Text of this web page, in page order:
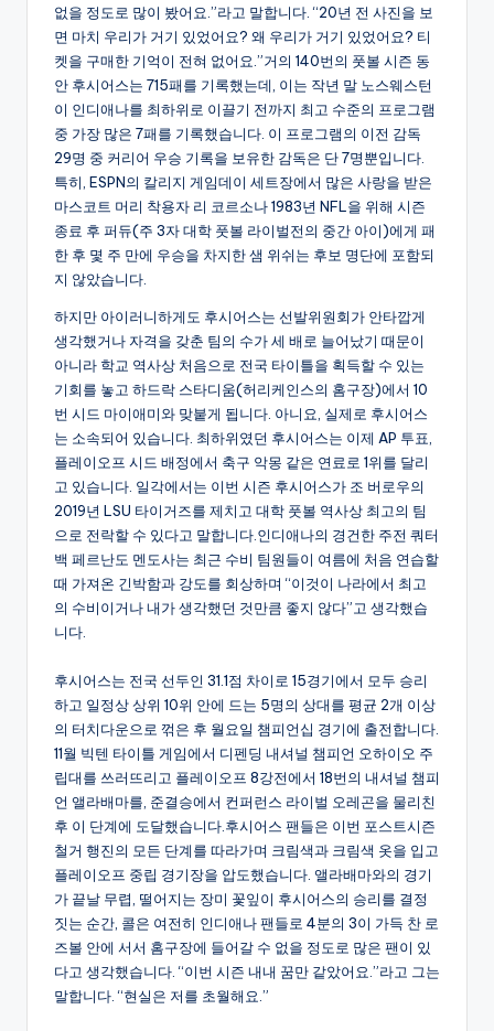
없을 정도로 많이 봤어요.”라고 말합니다. “20년 전 사진을 보
면 마치 우리가 거기 있었어요? 왜 우리가 거기 있었어요? 티
켓을 구매한 기억이 전혀 없어요.”거의 140번의 풋볼 시즌 동
안 후시어스는 715패를 기록했는데, 이는 작년 말 노스웨스턴
이 인디애나를 최하위로 이끌기 전까지 최고 수준의 프로그램
중 가장 많은 7패를 기록했습니다. 이 프로그램의 이전 감독
29명 중 커리어 우승 기록을 보유한 감독은 단 7명뿐입니다.
특히, ESPN의 칼리지 게임데이 세트장에서 많은 사랑을 받은
마스코트 머리 착용자 리 코르소나 1983년 NFL을 위해 시즌
종료 후 퍼듀(주 3자 대학 풋볼 라이벌전의 중간 아이)에게 패
한 후 몇 주 만에 우승을 차지한 샘 위쉬는 후보 명단에 포함되
지 않았습니다.
하지만 아이러니하게도 후시어스는 선발위원회가 안타깝게
생각했거나 자격을 갖춘 팀의 수가 세 배로 늘어났기 때문이
아니라 학교 역사상 처음으로 전국 타이틀을 획득할 수 있는
기회를 놓고 하드락 스타디움(허리케인스의 홈구장)에서 10
번 시드 마이애미와 맞붙게 됩니다. 아니요, 실제로 후시어스
는 소속되어 있습니다. 최하위였던 후시어스는 이제 AP 투표,
플레이오프 시드 배정에서 축구 악몽 같은 연료로 1위를 달리
고 있습니다. 일각에서는 이번 시즌 후시어스가 조 버로우의
2019년 LSU 타이거즈를 제치고 대학 풋볼 역사상 최고의 팀
으로 전락할 수 있다고 말합니다.인디애나의 경건한 주전 쿼터
백 페르난도 멘도사는 최근 수비 팀원들이 여름에 처음 연습할
때 가져온 긴박함과 강도를 회상하며 “이것이 나라에서 최고
의 수비이거나 내가 생각했던 것만큼 좋지 않다”고 생각했습
니다.
후시어스는 전국 선두인 31.1점 차이로 15경기에서 모두 승리
하고 일정상 상위 10위 안에 드는 5명의 상대를 평균 2개 이상
의 터치다운으로 꺾은 후 월요일 챔피언십 경기에 출전합니다.
11월 빅텐 타이틀 게임에서 디펜딩 내셔널 챔피언 오하이오 주
립대를 쓰러뜨리고 플레이오프 8강전에서 18번의 내셔널 챔피
언 앨라배마를, 준결승에서 컨퍼런스 라이벌 오레곤을 물리친
후 이 단계에 도달했습니다.후시어스 팬들은 이번 포스트시즌
철거 행진의 모든 단계를 따라가며 크림색과 크림색 옷을 입고
플레이오프 중립 경기장을 압도했습니다. 앨라배마와의 경기
가 끝날 무렵, 떨어지는 장미 꽃잎이 후시어스의 승리를 결정
짓는 순간, 콜은 여전히 인디애나 팬들로 4분의 3이 가득 찬 로
즈볼 안에 서서 홈구장에 들어갈 수 없을 정도로 많은 팬이 있
다고 생각했습니다. “이번 시즌 내내 꿈만 같았어요.”라고 그는
말합니다. “현실은 저를 초월해요.”